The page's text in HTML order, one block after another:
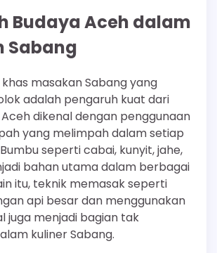
Budaya Aceh dalam
Sabang
masakan Sabang yang
adalah pengaruh kuat dari
dikenal dengan penggunaan
yang melimpah dalam setiap
seperti cabai, kunyit, jahe,
bahan utama dalam berbagai
itu, teknik memasak seperti
api besar dan menggunakan
juga menjadi bagian tak
kuliner Sabang.